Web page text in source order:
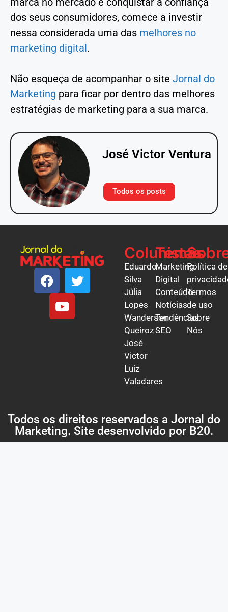
dos seus consumidores, comece a investir
nessa considerada uma das melhores no
marketing digital.
Não esqueça de acompanhar o site Jornal do
Marketing para ficar por dentro das melhores
estratégias de marketing para a sua marca.
José Victor Ventura
Todos os posts
Colunistas
Eduardo
Silva
Júlia
Lopes
Wanderson
Queiroz
José
Victor
Luiz
Valadares
Temas
Marketing
Digital
Conteúdo
Notícias
Tendências
SEO
Política de
Termos
de uso
Sobre
Nós
Todos os direitos reservados a Jornal do
Marketing. Site desenvolvido por B20.